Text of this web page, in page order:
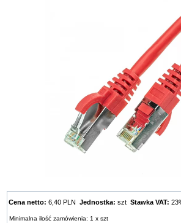
Cena netto: 6,40 PLNJednostka: sztStawka VAT:
Minimalna ilość zamówienia: 1 x szt